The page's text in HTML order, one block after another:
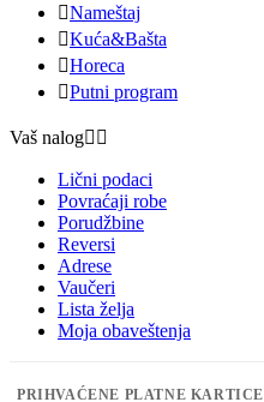
Nameštaj
Kuća&Bašta
Horeca
Putni program
Vaš nalog 
Lični podaci
Povraćaji robe
Porudžbine
Reversi
Adrese
Vaučeri
Lista želja
Moja obaveštenja
PRIHVAĆENE PLATNE KARTICE